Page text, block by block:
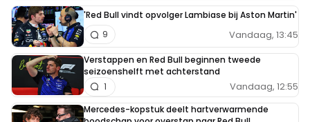
'Red Bull vindt opvolger Lambiase bij Aston Martin'
Vandaag, 13:45
9
Verstappen en Red Bull beginnen tweede
seizoenshelft met achterstand
Vandaag, 12:55
1
Mercedes-kopstuk deelt hartverwarmende